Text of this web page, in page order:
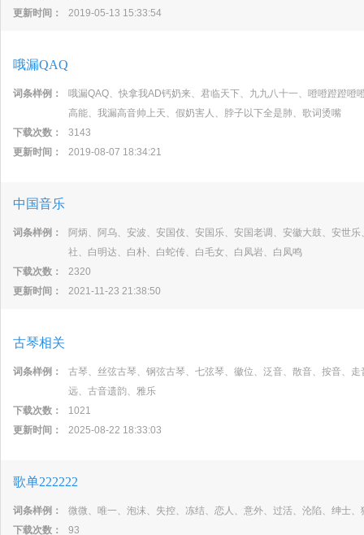
更新时间：
2019-05-13 15:33:54
哦漏QAQ
词条样例：
哦漏QAQ、快拿我AD钙奶来、君临天下、九九八十一、噔噔蹬蹬
高能、我漏高音帅上天、假奶害人、脖子以下全是肺、歌词烫嘴
下载次数：
3143
更新时间：
2019-08-07 18:34:21
中国音乐
词条样例：
阿炳、阿乌、安波、安国伎、安国乐、安国老调、安徽大鼓、安世
社、白明达、白朴、白蛇传、白毛女、白凤岩、白凤鸣
下载次数：
2320
更新时间：
2021-11-23 21:38:50
古琴相关
词条样例：
古琴、丝弦古琴、钢弦古琴、七弦琴、徽位、泛音、散音、按音、
远、古音遗韵、雅乐
下载次数：
1021
更新时间：
2025-08-22 18:33:03
歌单222222
词条样例：
微微、唯一、泡沫、失控、冻结、恋人、意外、过活、沦陷、绅士
下载次数：
93